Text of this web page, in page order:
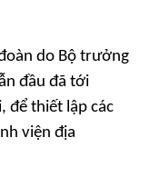
do Bộ trưởng
đầu đã tới
để thiết lập các
viện địa